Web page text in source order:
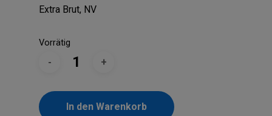
Extra Brut, NV
Vorrätig
In den Warenkorb